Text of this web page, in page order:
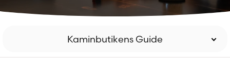
Kaminbutikens Guide